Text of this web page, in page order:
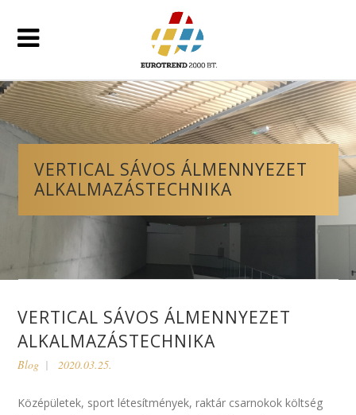
VERTICAL SÁVOS ÁLMENNYEZET
ALKALMAZÁSTECHNIKA
VERTICAL SÁVOS ÁLMENNYEZET
ALKALMAZÁSTECHNIKA
Blog 2020.03.25.
Középületek, sport létesítmények, raktár csarnokok költség